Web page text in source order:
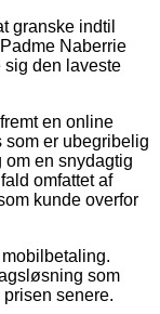
granske indtil
Naberrie
sig den laveste
en online
som er ubegribelig
en snydagtig
omfattet af
kunde overfor
som
senere.